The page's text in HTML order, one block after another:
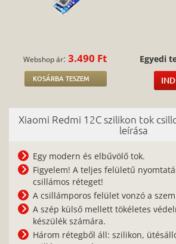
Webshop ár:3.490 Ft
KOSÁRBA TESZEM
Egyedi
Xiaomi Redmi 12C szilikon tok
leírása
Egy modern és elbűvölő tok.
Figyelem! A teljes felületű
csillámos réteget!
A csillámporos felület vonzó a
A szép külső mellett tökéletes
készülék számára.
Három rétegből áll: szilikon,